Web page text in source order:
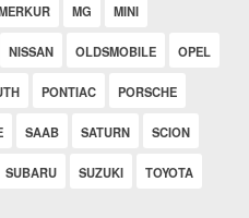
MG MINI
NISSAN OLDSMOBILE OPEL
PONTIAC PORSCHE
SAAB SATURN SCION
SUBARU SUZUKI TOYOTA